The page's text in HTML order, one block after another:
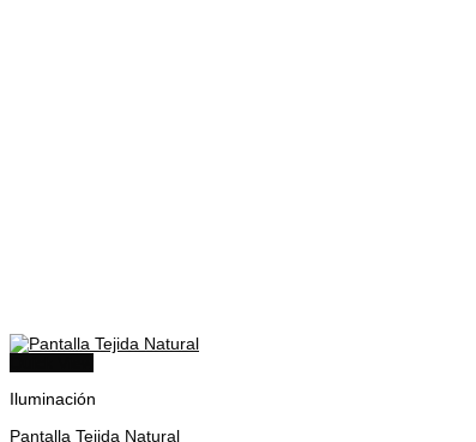
Iluminación
Pantalla Tejida Natural